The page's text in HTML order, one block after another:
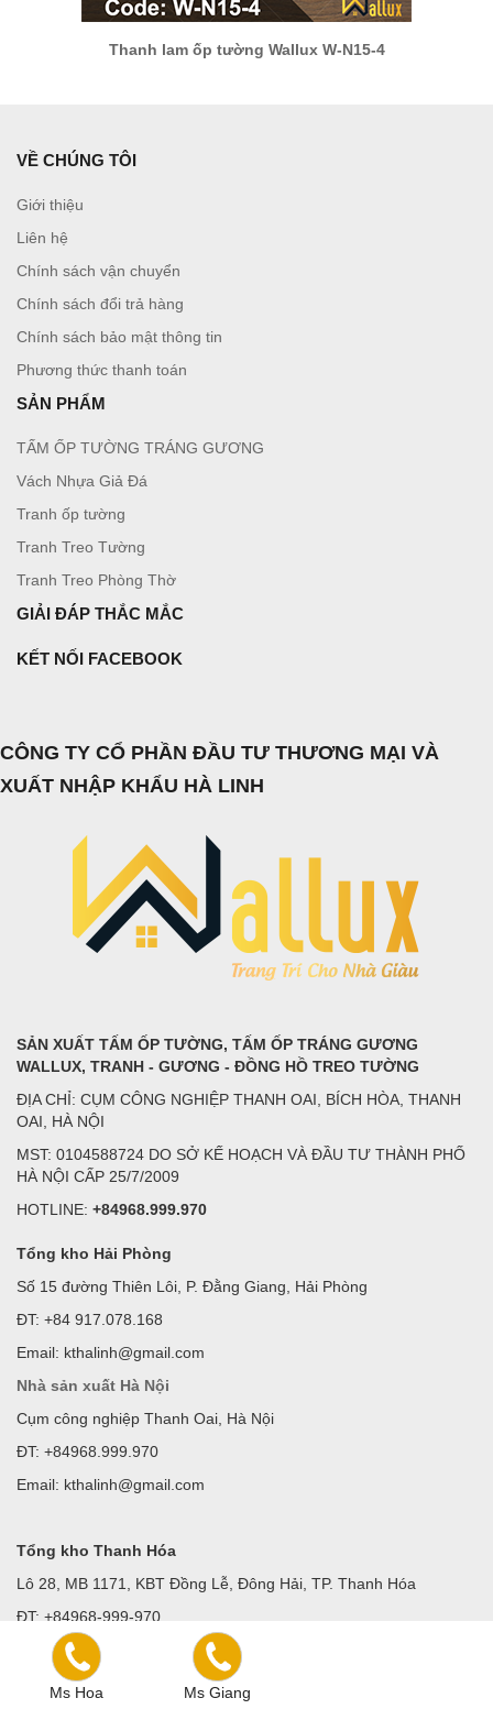
Thanh lam ốp tường Wallux W-N15-4
VỀ CHÚNG TÔI
Giới thiệu
Liên hệ
Chính sách vận chuyển
Chính sách đổi trả hàng
Chính sách bảo mật thông tin
Phương thức thanh toán
SẢN PHẨM
TẤM ỐP TƯỜNG TRÁNG GƯƠNG
Vách Nhựa Giả Đá
Tranh ốp tường
Tranh Treo Tường
Tranh Treo Phòng Thờ
GIẢI ĐÁP THẮC MẮC
KẾT NỐI FACEBOOK
CÔNG TY CỔ PHẦN ĐẦU TƯ THƯƠNG MẠI VÀ
XUẤT NHẬP KHẨU HÀ LINH
SẢN XUẤT TẤM ỐP TƯỜNG, TẤM ỐP TRÁNG GƯƠNG
WALLUX, TRANH - GƯƠNG - ĐỒNG HỒ TREO TƯỜNG
ĐỊA CHỈ: CỤM CÔNG NGHIỆP THANH OAI, BÍCH HÒA, THANH
OAI, HÀ NỘI
MST: 0104588724 DO SỞ KẾ HOẠCH VÀ ĐẦU TƯ THÀNH PHỐ
HÀ NỘI CẤP 25/7/2009
HOTLINE: +84968.999.970
Tổng kho Hải Phòng
Số 15 đường Thiên Lôi, P. Đằng Giang, Hải Phòng
ĐT: +84 917.078.168
Email: kthalinh@gmail.com
Nhà sản xuất Hà Nội
Cụm công nghiệp Thanh Oai, Hà Nội
ĐT: +84968.999.970
Email: kthalinh@gmail.com
Tổng kho Thanh Hóa
Lô 28, MB 1171, KBT Đồng Lễ, Đông Hải, TP. Thanh Hóa
ĐT: +84968-999-970
Email: kthalinh@gmail.com
Ms Hoa Ms Giang